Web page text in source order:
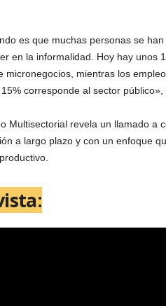
es que muchas personas se
en la informalidad. Hoy hay unos
micronegocios, mientras los
corresponde al sector público»,
Multisectorial revela un llamado a
a largo plazo y con un enfoque